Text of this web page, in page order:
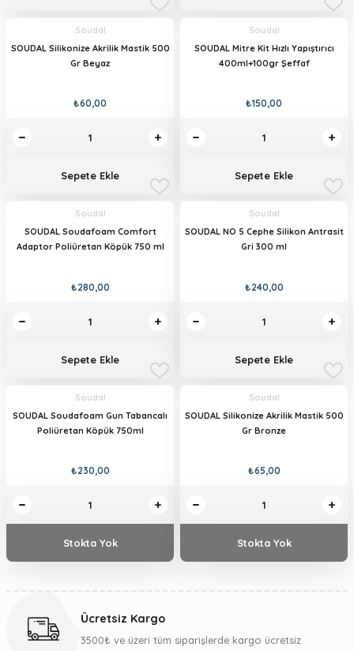
Soudal
SOUDAL Silikonize Akrilik Mastik 500
Gr Beyaz
₺60,00
Sepete Ekle
Soudal
SOUDAL Mitre Kit Hızlı Yapıştırıcı
400ml+100gr Şeffaf
₺150,00
Sepete Ekle
Soudal
SOUDAL Soudafoam Comfort
Adaptor Poliüretan Köpük 750 ml
₺280,00
Sepete Ekle
Soudal
SOUDAL NO 5 Cephe Silikon Antrasit
Gri 300 ml
₺240,00
Sepete Ekle
Soudal
SOUDAL Soudafoam Gun Tabancalı
Poliüretan Köpük 750ml
₺230,00
Stokta Yok
Soudal
SOUDAL Silikonize Akrilik Mastik 500
Gr Bronze
₺65,00
Stokta Yok
Ücretsiz Kargo
3500₺ ve üzeri tüm siparişlerde kargo ücretsiz